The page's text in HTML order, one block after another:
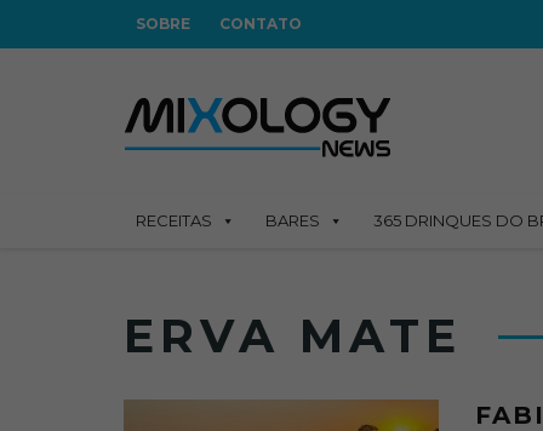
SOBRE CONTATO
RECEITAS BARES 365 DRINQUES DO
ERVA MATE